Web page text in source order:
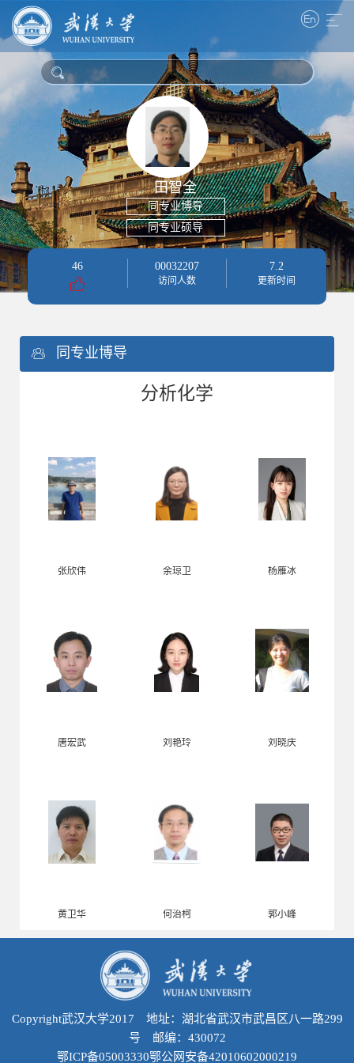
田智全
同专业博导
同专业硕导
46 00032207
访问人数
7.2
更新时间
同专业博导
分析化学
张欣伟 余琼卫 杨雁冰
唐宏武 刘艳玲 刘晓庆
黄卫华 何治柯 郭小峰
Copyright武汉大学2017 地址：湖北省武汉市武昌区八一路299
号 邮编：430072
鄂ICP备05003330鄂公网安备42010602000219